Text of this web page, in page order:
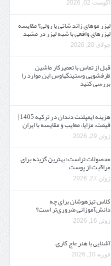
آگوست 02, 2026
لیزر موهای زائد شاتی یا رولی؟ مقایسه
لیزرهای واقعی با شبه‌ لیزر در مشهد
جولای 20, 2026
قبل از تماس با تعمیرکار ماشین
ظرفشویی وستینگهاوس این موارد را
بررسی کنید
هزینه ایمپلنت دندان در ترکیه 1405 |
قیمت، مزایا، معایب و مقایسه با ایران
ژوئن 29, 2026
محصولات تراست؛ بهترین گزینه برای
مراقبت از پوست
ژوئن 27, 2026
کلاس تیزهوشان برای چه
دانش‌آموزانی ضروری‌تر است؟
ژوئن 16, 2026
آشنایی با هنر عاج کاری
فوریه 10, 2026